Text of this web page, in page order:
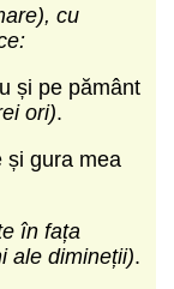
cu
și pe pământ
ori).
și gura mea
în fața
ale dimineții).